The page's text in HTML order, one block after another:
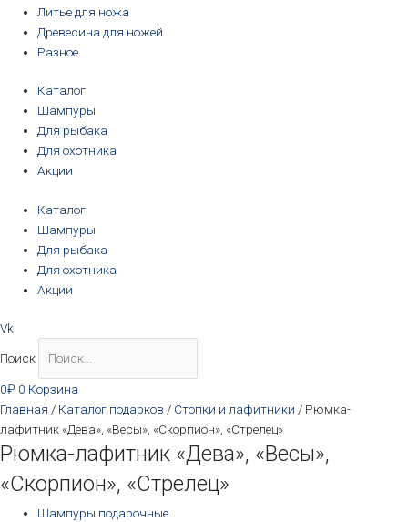
Литье для ножа
Древесина для ножей
Разное
Каталог
Шампуры
Для рыбака
Для охотника
Акции
Каталог
Шампуры
Для рыбака
Для охотника
Акции
Vk
Поиск
0₽ 0 Корзина
Главная / Каталог подарков / Стопки и лафитники / Рюмка-
лафитник «Дева», «Весы», «Скорпион», «Стрелец»
Рюмка-лафитник «Дева», «Весы»,
«Скорпион», «Стрелец»
Шампуры подарочные